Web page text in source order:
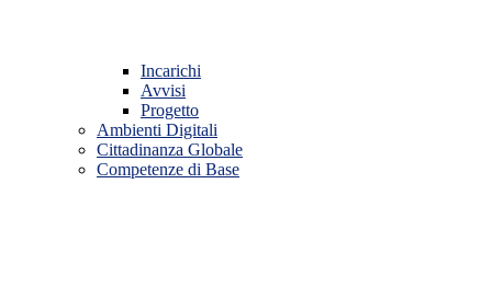
Incarichi
Avvisi
Progetto
Ambienti Digitali
Cittadinanza Globale
Competenze di Base